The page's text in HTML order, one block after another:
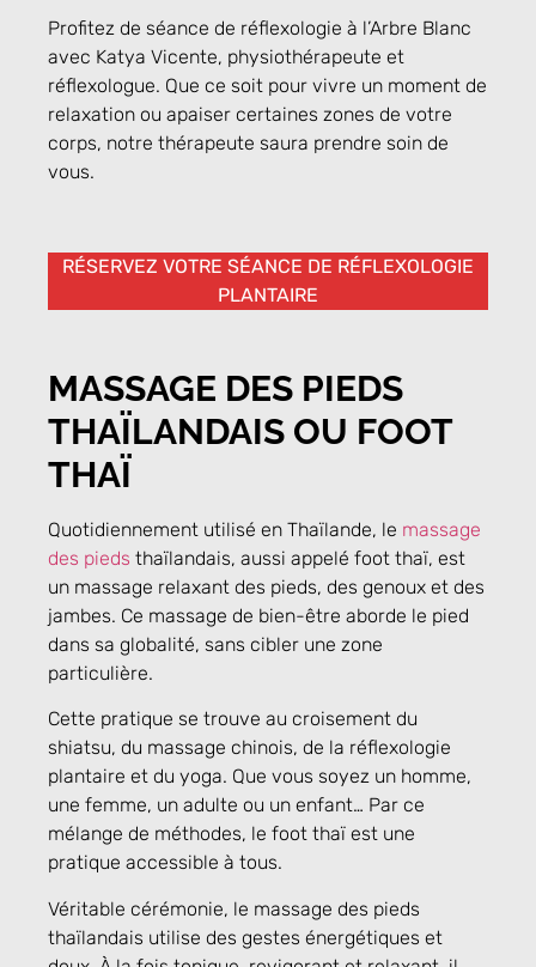
Profitez de séance de réflexologie à l’Arbre Blanc
avec Katya Vicente, physiothérapeute et
réflexologue. Que ce soit pour vivre un moment de
relaxation ou apaiser certaines zones de votre
corps, notre thérapeute saura prendre soin de
vous.
RÉSERVEZ VOTRE SÉANCE DE RÉFLEXOLOGIE
PLANTAIRE
MASSAGE DES PIEDS
THAÏLANDAIS OU FOOT
THAÏ
Quotidiennement utilisé en Thaïlande, le massage
des pieds thaïlandais, aussi appelé foot thaï, est
un massage relaxant des pieds, des genoux et des
jambes. Ce massage de bien-être aborde le pied
dans sa globalité, sans cibler une zone
particulière.
Cette pratique se trouve au croisement du
shiatsu, du massage chinois, de la réflexologie
plantaire et du yoga. Que vous soyez un homme,
une femme, un adulte ou un enfant… Par ce
mélange de méthodes, le foot thaï est une
pratique accessible à tous.
Véritable cérémonie, le massage des pieds
thaïlandais utilise des gestes énergétiques et